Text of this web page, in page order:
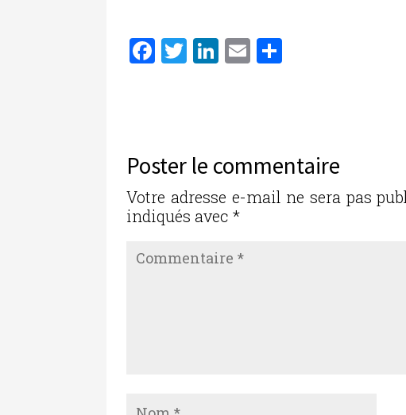
F
b
o
o
k
T
r
Li
n
E
er
Poster le commentaire
Votre adresse e-mail ne sera pas
indiqués avec*